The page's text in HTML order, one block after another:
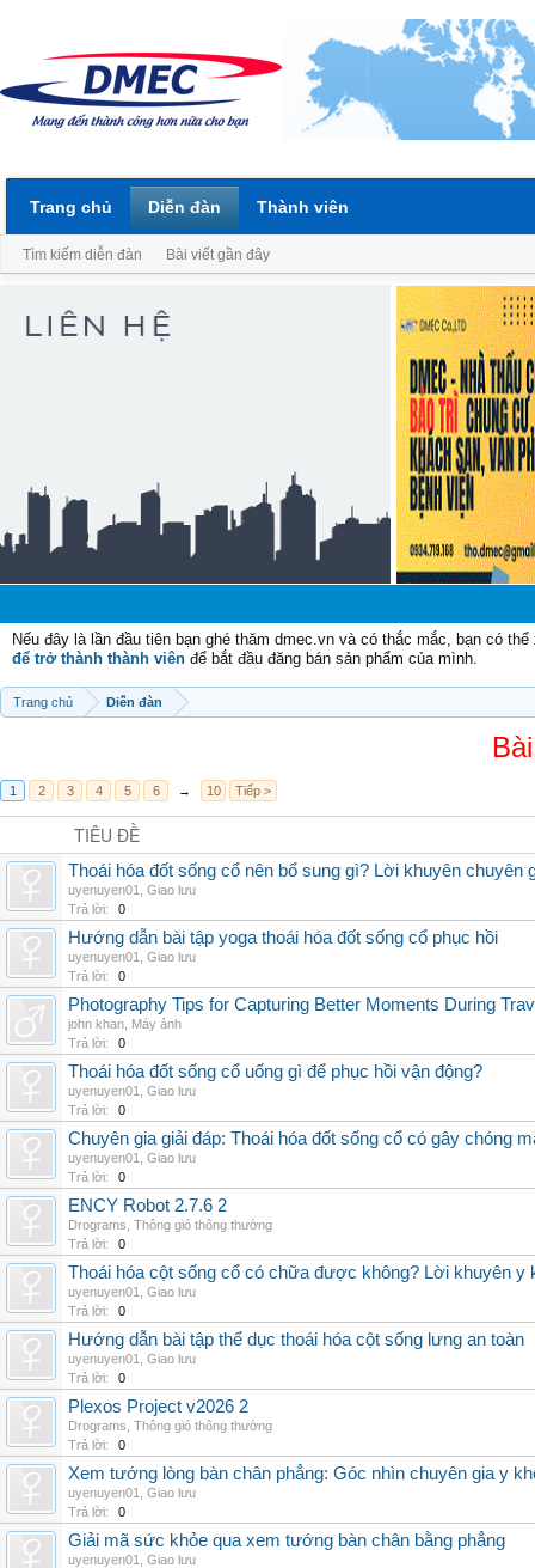
Nếu đây là lần đầu tiên bạn ghé thăm dmec.vn và có thắc mắc, bạn có
để trở thành thành viên để bắt đầu đăng bán sản phẩm của mình.
Trang chủ Diễn đàn
1 2 3 4 5 6 → 10 Tiếp >
TIÊU ĐỀ
Thoái hóa đốt sống cổ nên bổ sung gì? Lời khuyên chuyên
uyenuyen01
Giao lưu
Trả lời:
0
Hướng dẫn bài tập yoga thoái hóa đốt sống cổ phục hồi
uyenuyen01
Giao lưu
Trả lời:
0
Photography Tips for Capturing Better Moments During
john khan Máy ảnh
Trả lời:
0
Thoái hóa đốt sống cổ uống gì để phục hồi vận động?
uyenuyen01
Giao lưu
Trả lời:
0
Chuyên gia giải đáp: Thoái hóa đốt sống cổ có gây chóng
uyenuyen01
Giao lưu
Trả lời:
0
ENCY Robot 2.7.6 2
Drograms Thông gió thông thường
Trả lời:
0
Thoái hóa cột sống cổ có chữa được không? Lời khuyên y
uyenuyen01
Giao lưu
Trả lời:
0
Hướng dẫn bài tập thể dục thoái hóa cột sống lưng an toàn
uyenuyen01
Giao lưu
Trả lời:
0
Plexos Project v2026 2
Drograms Thông gió thông thường
Trả lời:
0
Xem tướng lòng bàn chân phẳng: Góc nhìn chuyên gia y
uyenuyen01
Giao lưu
Trả lời:
0
Giải mã sức khỏe qua xem tướng bàn chân bằng phẳng
uyenuyen01
Giao lưu
Trang chủ Diễn đàn
Tìm kiếm diễn đàn Bài viết gần đây
Thành viên